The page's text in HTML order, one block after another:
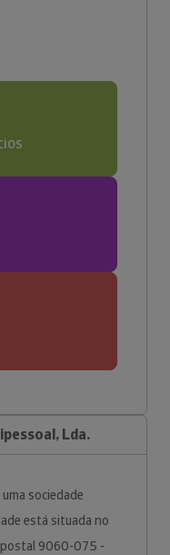
Lda.
sociedade
está situada no
postal 9060-075 -